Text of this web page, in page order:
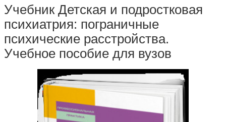
Учебник Детская и подростковая
психиатрия: пограничные
психические расстройства.
Учебное пособие для вузов